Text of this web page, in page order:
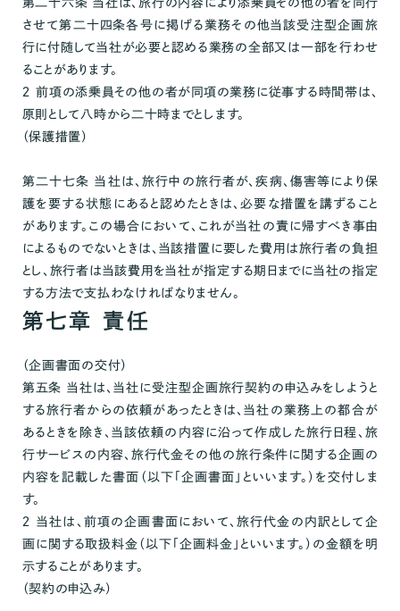
第二十六条 当社は、旅行の内容により添乗員その他の者を同行
させて第二十四条各号に掲げる業務その他当該受注型企画旅
行に付随して当社が必要と認める業務の全部又は一部を行わせ
ることがあります。
２ 前項の添乗員その他の者が同項の業務に従事する時間帯は、
原則として八時から二十時までとします。
（保護措置）
第二十七条 当社は、旅行中の旅行者が、疾病、傷害等により保
護を要する状態にあると認めたときは、必要な措置を講ずること
があります。この場合において、これが当社の責に帰すべき事由
によるものでないときは、当該措置に要した費用は旅行者の負担
とし、旅行者は当該費用を当社が指定する期日までに当社の指定
する方法で支払わなければなりません。
第七章 責任
（企画書面の交付）
第五条 当社は、当社に受注型企画旅行契約の申込みをしようと
する旅行者からの依頼があったときは、当社の業務上の都合が
あるときを除き、当該依頼の内容に沿って作成した旅行日程、旅
行サービスの内容、旅行代金その他の旅行条件に関する企画の
内容を記載した書面（以下「企画書面」といいます。）を交付しま
す。
２ 当社は、前項の企画書面において、旅行代金の内訳として企
画に関する取扱料金（以下「企画料金」といいます。）の金額を明
示することがあります。
（契約の申込み）